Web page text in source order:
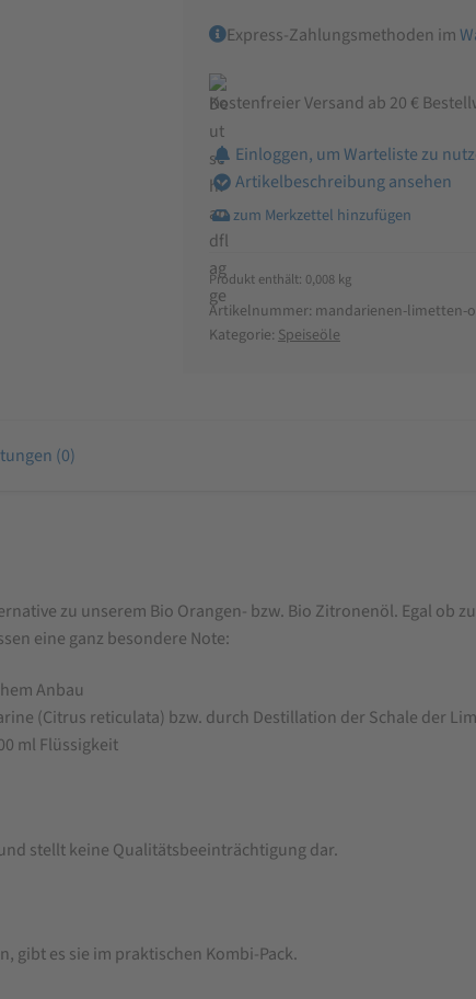
Express-Zahlungsmethoden im
Kostenfreier Versand ab 20 €
Einloggen, um Warteliste zu
Artikelbeschreibung ansehen
Produkt enthält: 0,008 kg
Artikelnummer: mandarienen-limetten-
Kategorie: Speiseöle
(0)
zu unserem Bio Orangen- bzw. Bio Zitronenöl. Egal ob
eine ganz besondere Note:
Anbau
(Citrus reticulata) bzw. durch Destillation der Schale der
ml Flüssigkeit
stellt keine Qualitätsbeeinträchtigung dar.
gibt es sie im praktischen Kombi-Pack.